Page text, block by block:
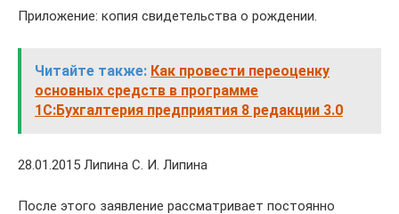
Приложение: копия свидетельства о рождении.
Читайте также: Как провести переоценку
основных средств в программе
1С:Бухгалтерия предприятия 8 редакции 3.0
28.01.2015 Липина С. И. Липина
После этого заявление рассматривает постоянно